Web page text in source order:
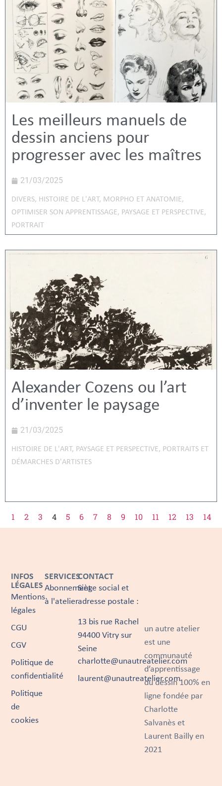
Les meilleurs manuels de
dessin anciens pour
progresser avec les maîtres
21/03/2025
DIVERS, HISTOIRE DE L'ART, MORPHO ET ANATOMIE,
OPTIMISER SON APPRENTISSAGE, PAYSAGE ET PERSPECTIVE,
PORTRAIT
Alexander Cozens ou l’art
d’inventer le paysage
21/03/2025
HISTOIRE DE L'ART, PAYSAGE ET PERSPECTIVE, PORTRAITS ET
DÉMARCHES D'ARTISTES
1 2 3 4 5 6 7 8 9 10 11 12 13 14
un autre atelier
est une
communauté
d’apprentissage
du dessin 100% en
ligne fondée par
Charlotte
Salvanès et
Laurent Bailly en
2021
SERVICES
Abonnement
à l'atelier
INFOS
LÉGALES
Mentions
légales
CGU
CGV
Politique de
confidentialité
Politique
de
cookies
CONTACT
Siège social et
adresse postale :
13 bis rue Rachel
94400 Vitry sur
Seine
charlotte@unautreatelier.com
laurent@unautreatelier.com